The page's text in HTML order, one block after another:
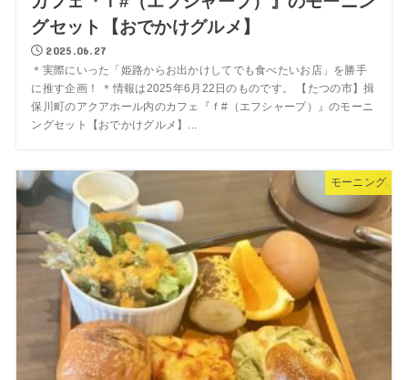
グセット【おでかけグルメ】
2025.06.27
＊実際にいった「姫路からお出かけしてでも食べたいお店」を勝手
に推す企画！ ＊情報は2025年6月22日のものです。 【たつの市】揖
保川町のアクアホール内のカフェ『ｆ#（エフシャープ）』のモーニ
ングセット【おでかけグルメ】...
モーニング